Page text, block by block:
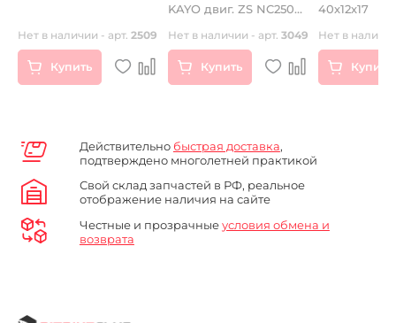
Нет в наличии - арт. 2509
Купить
KAYO двиг. ZS NC250
Нет в наличии - арт. 3049
Купить
40х12х17
Нет в
Купить
Действительно быстрая доставка,
подтверждено многолетней практикой
Свой склад запчастей в РФ, реальное
отображение наличия на сайте
Честные и прозрачныеусловия обмена и
возврата